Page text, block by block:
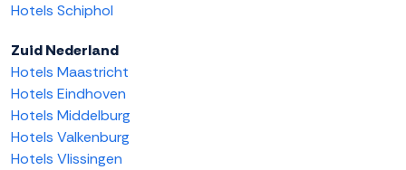
Hotels Schiphol
Zuid Nederland
Hotels Maastricht
Hotels Eindhoven
Hotels Middelburg
Hotels Valkenburg
Hotels Vlissingen